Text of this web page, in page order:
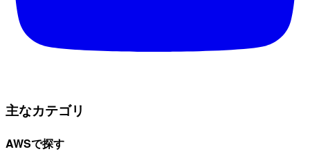
主なカテゴリ
AWSで探す